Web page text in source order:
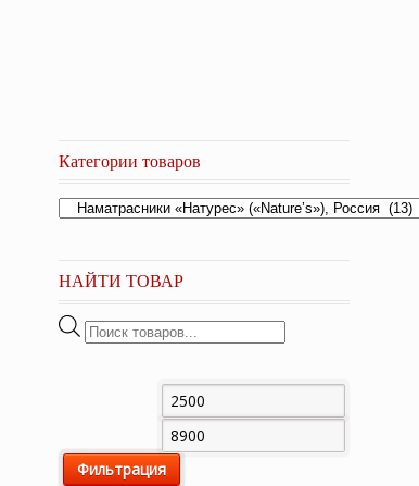
Категории товаров
НАЙТИ ТОВАР
Поиск
Минимальная
цена
Фильтрация